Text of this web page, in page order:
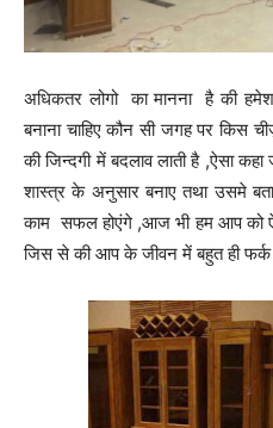
अधिकतर लोगो का मानना है की
बनाना चाहिए कौन सी जगह पर किस
की जिन्दगी में बदलाव लाती है ,ऐसा
शास्त्र के अनुसार बनाए तथा उसमे
काम सफल होएंगे ,आज भी हम आप को
जिस से की आप के जीवन में बहुत ही फर्क